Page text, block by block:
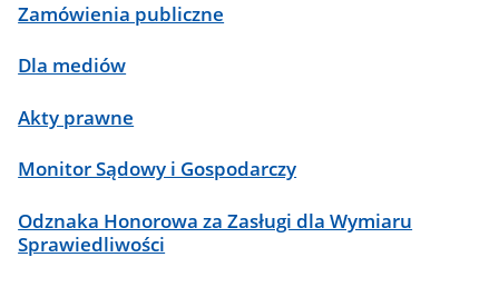
Zamówienia publiczne
Dla mediów
Akty prawne
Monitor Sądowy i Gospodarczy
Odznaka Honorowa za Zasługi dla Wymiaru
Sprawiedliwości